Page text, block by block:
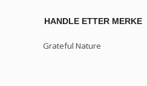
HANDLE ETTER MERKE
Grateful Nature